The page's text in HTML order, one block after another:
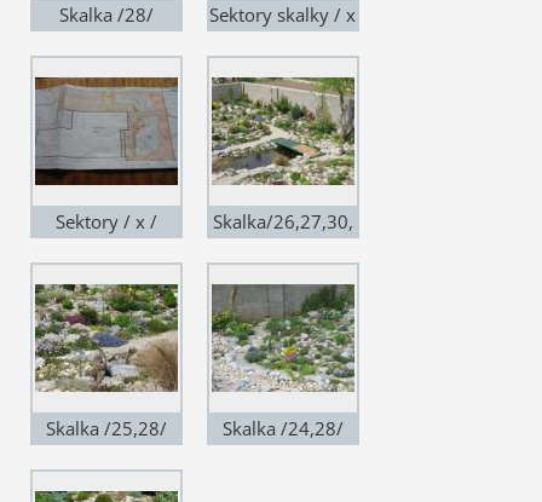
Skalka /28/
Sektory skalky / x
Sektory / x /
Skalka/26,27,30,
Skalka /25,28/ Skalka /24,28/